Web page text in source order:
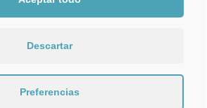
Lunes a Viernes
de 09.00h a 21.00h
52, Bajo
36202 Vigo
Descartar
Preferencias